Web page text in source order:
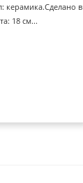
керамика.Сделано в
18 см...